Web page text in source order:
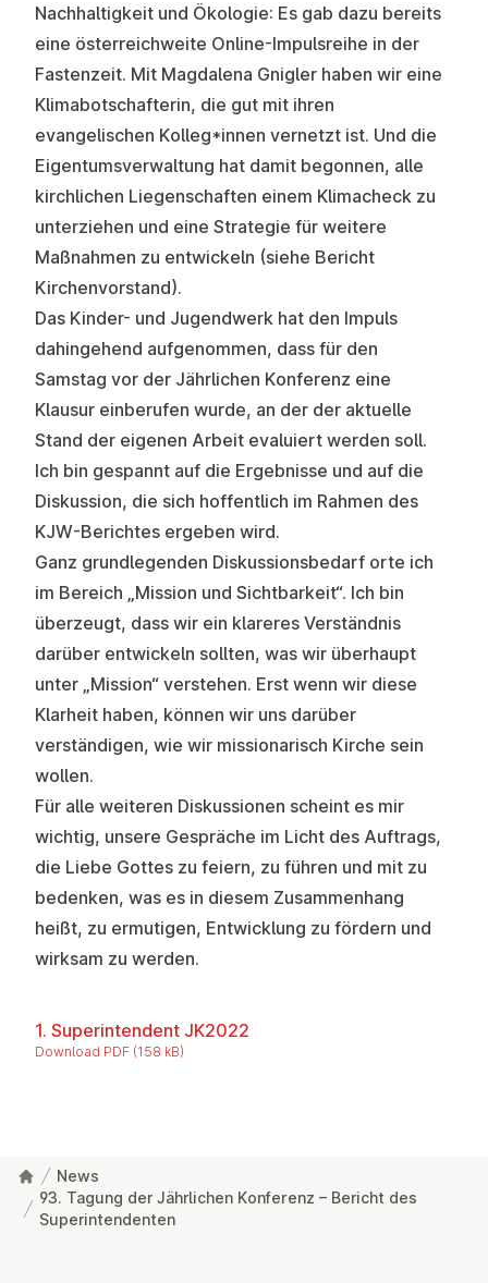
Nachhaltigkeit und Ökologie: Es gab dazu bereits
eine österreichweite Online-Impulsreihe in der
Fastenzeit. Mit Magdalena Gnigler haben wir eine
Klimabotschafterin, die gut mit ihren
evangelischen Kolleg*innen vernetzt ist. Und die
Eigentumsverwaltung hat damit begonnen, alle
kirchlichen Liegenschaften einem Klimacheck zu
unterziehen und eine Strategie für weitere
Maßnahmen zu entwickeln (siehe Bericht
Kirchenvorstand).
Das Kinder- und Jugendwerk hat den Impuls
dahingehend aufgenommen, dass für den
Samstag vor der Jährlichen Konferenz eine
Klausur einberufen wurde, an der der aktuelle
Stand der eigenen Arbeit evaluiert werden soll.
Ich bin gespannt auf die Ergebnisse und auf die
Diskussion, die sich hoffentlich im Rahmen des
KJW-Berichtes ergeben wird.
Ganz grundlegenden Diskussionsbedarf orte ich
im Bereich „Mission und Sichtbarkeit“. Ich bin
überzeugt, dass wir ein klareres Verständnis
darüber entwickeln sollten, was wir überhaupt
unter „Mission“ verstehen. Erst wenn wir diese
Klarheit haben, können wir uns darüber
verständigen, wie wir missionarisch Kirche sein
wollen.
Für alle weiteren Diskussionen scheint es mir
wichtig, unsere Gespräche im Licht des Auftrags,
die Liebe Gottes zu feiern, zu führen und mit zu
bedenken, was es in diesem Zusammenhang
heißt, zu ermutigen, Entwicklung zu fördern und
wirksam zu werden.
1. Superintendent JK2022
Download PDF (158 kB)
News
93. Tagung der Jährlichen Konferenz – Bericht des
Superintendenten